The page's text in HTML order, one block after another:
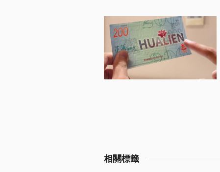
相關標籤